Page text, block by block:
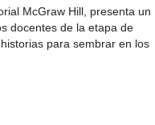
McGraw Hill, presenta un
docentes de la etapa de
para sembrar en los